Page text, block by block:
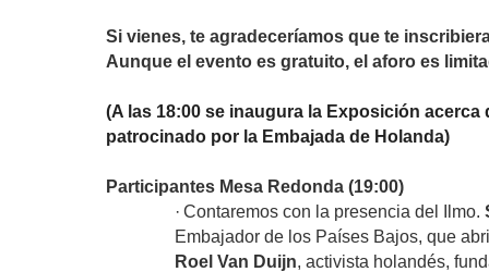
Si vienes, te agradeceríamos que te
Aunque el evento es gratuito, el aforo es
(A las 18:00 se inaugura la Exposición
patrocinado por la Embajada de Holanda)
Participantes Mesa Redonda (19:00)
· Contaremos con la presencia del Ilmo.
Embajador de los Países Bajos, que
Roel Van Duijn, activista holandés,